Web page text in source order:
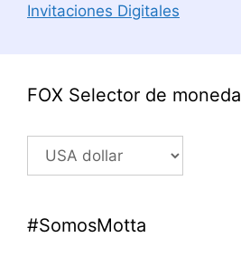
Invitaciones Digitales
FOX Selector de moneda
#SomosMotta